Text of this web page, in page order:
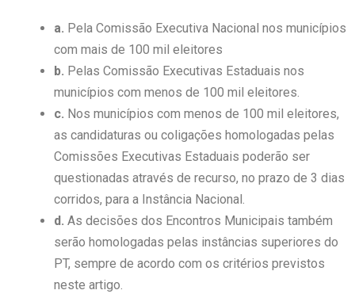
a. Pela Comissão Executiva Nacional nos municípios
com mais de 100 mil eleitores
b. Pelas Comissão Executivas Estaduais nos
municípios com menos de 100 mil eleitores.
c. Nos municípios com menos de 100 mil eleitores,
as candidaturas ou coligações homologadas pelas
Comissões Executivas Estaduais poderão ser
questionadas através de recurso, no prazo de 3 dias
corridos, para a Instância Nacional.
d. As decisões dos Encontros Municipais também
serão homologadas pelas instâncias superiores do
PT, sempre de acordo com os critérios previstos
neste artigo.